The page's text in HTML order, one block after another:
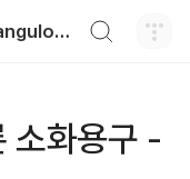
미디어 한글로 (media.hangulo.net)
소화용구 -